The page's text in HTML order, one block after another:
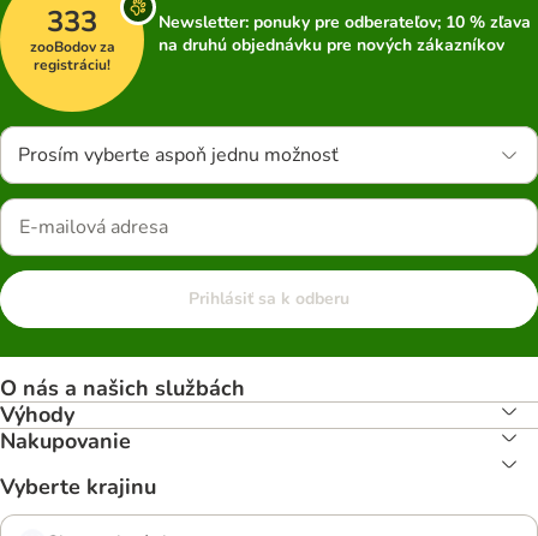
333
zooBodov za
registráciu!
Newsletter: ponuky pre odberateľov; 10 % zľava
na druhú objednávku pre nových zákazníkov
Prosím vyberte aspoň jednu možnosť
Prihlásiť sa k odberu
O nás a našich službách
Výhody
Nakupovanie
Vyberte krajinu